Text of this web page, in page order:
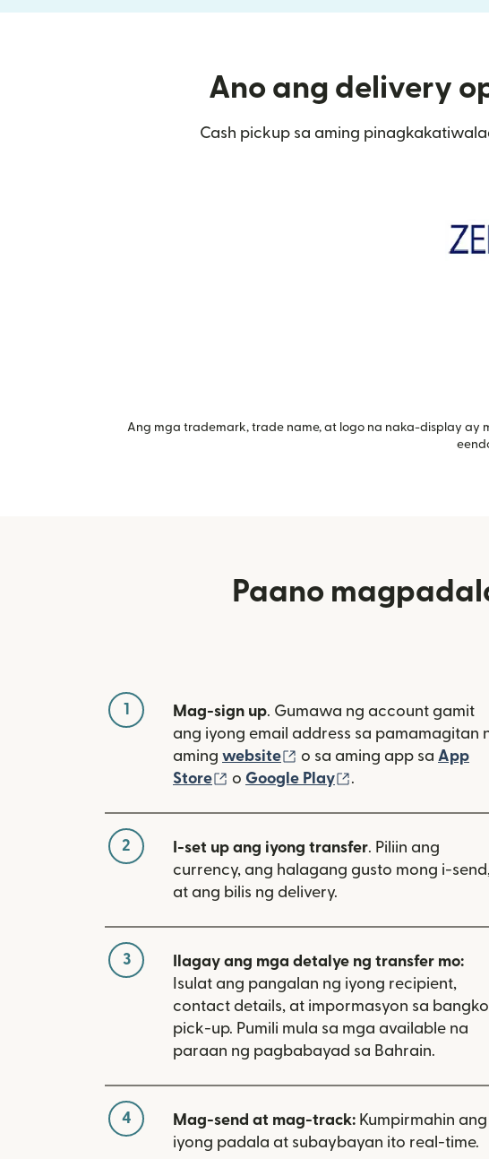
Ano ang delivery
Cash pickup sa aming
Ang mga trademark, trade name, at logo na naka-display
Paano
1 Mag-sign up. Gumawa ng account gamit
ang iyong email address sa pamamagitan
aming website (bubukas sa bagong
o sa aming app sa App
Store
(bubukas sa bagong window)
o Google Play .
2 I-set up ang iyong transfer. Piliin ang
currency, ang halagang gusto mong i-send,
at ang bilis ng delivery.
3
Ilagay ang mga detalye ng transfer mo:
Isulat ang pangalan ng iyong recipient,
contact details, at impormasyon sa
pick-up. Pumili mula sa mga available na
paraan ng pagbabayad sa Bahrain.
4 Mag-send at mag-track: Kumpirmahin ang
iyong padala at subaybayan ito real-time.